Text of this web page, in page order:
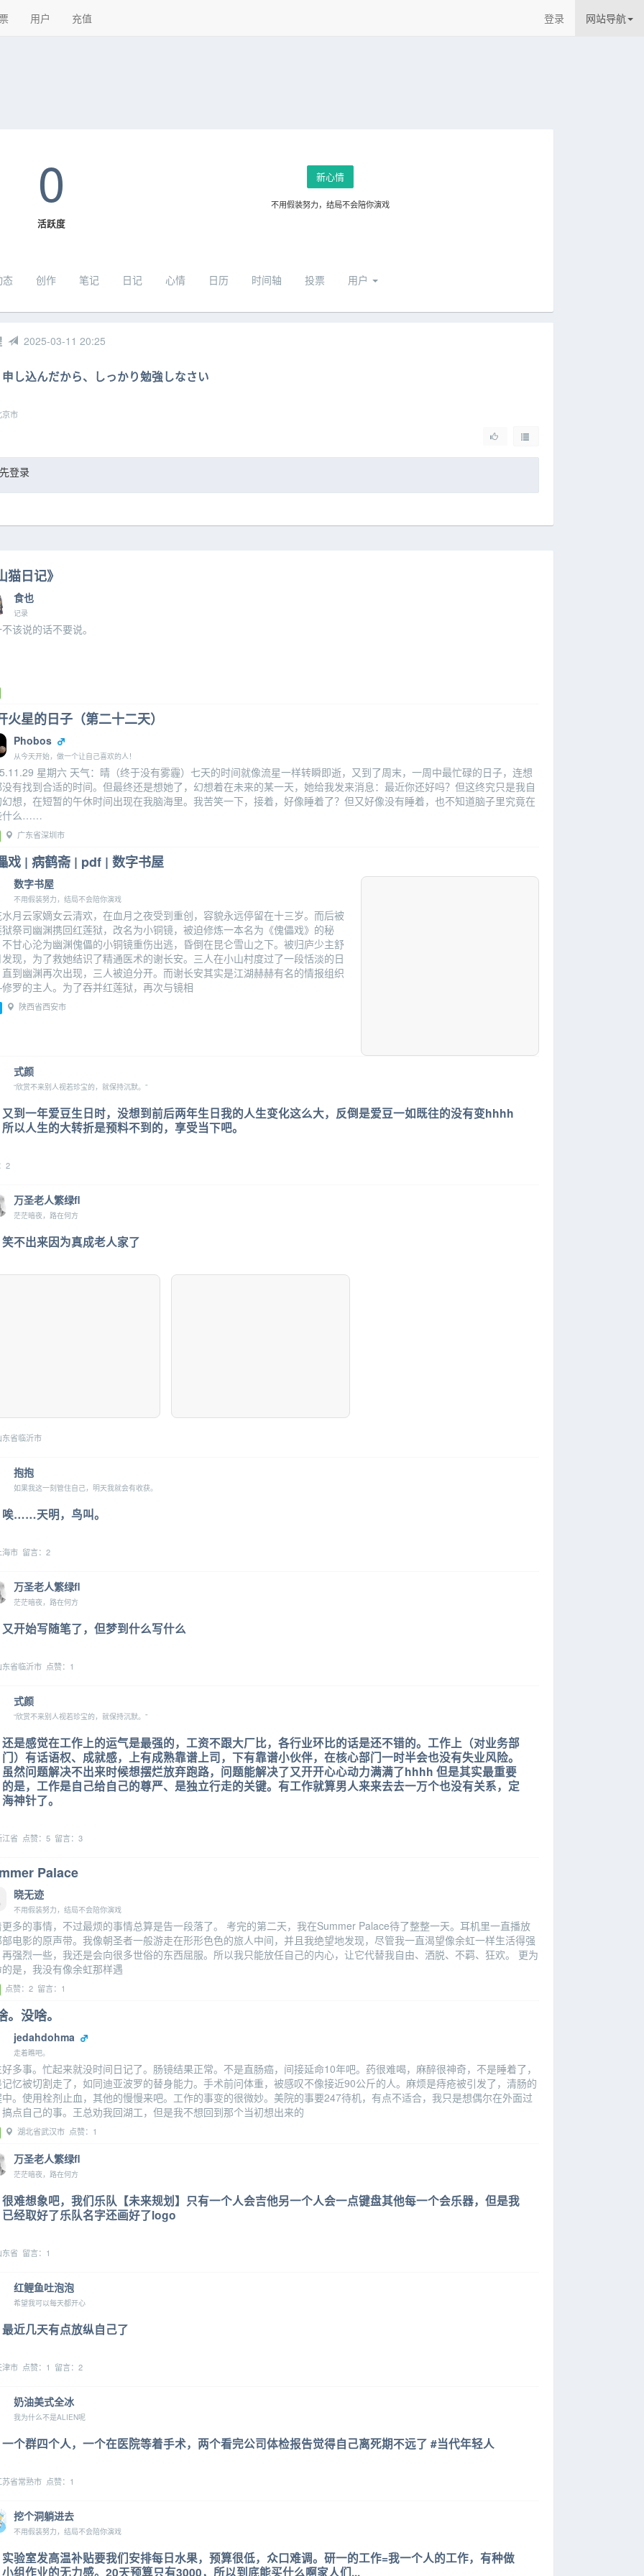
用户 充值 登录 网站导航
0
活跃度
新心情
不用假装努力，结局不会陪你演戏
态 创作 笔记 日记 心情 日历 时间轴 投票 用户
2025-03-11 20:25
申し込んだから、しっかり勉強しなさい
市
登录
猫日记》
食也
记录
该说的话不要说。
火星的日子（第二十二天）
Phobos
从今天开始，做一个让自己喜欢的人！
星期六 天气：晴（终于没有雾霾）七天的时间就像流星一样转瞬即逝，又到了周末，一周中最忙碌的日子，连想
有找到合适的时间。但最终还是想她了，幻想着在未来的某一天，她给我发来消息：最近你还好吗？但这终究只是我自
想，在短暂的午休时间出现在我脑海里。我苦笑一下，接着，好像睡着了？但又好像没有睡着，也不知道脑子里究竟在
什么……
广东省深圳市
戏 | 病鹤斋 | pdf | 数字书屋
数字书屋
不用假装努力，结局不会陪你演戏
月云家嫡女云清欢，在血月之夜受到重创，容貌永远停留在十三岁。而后被
祭司幽渊携回红莲狱，改名为小铜镜，被迫修炼一本名为《傀儡戏》的秘
甘心沦为幽渊傀儡的小铜镜重伤出逃，昏倒在昆仑雪山之下。被归庐少主舒
现，为了救她结识了精通医术的谢长安。三人在小山村度过了一段恬淡的日
到幽渊再次出现，三人被迫分开。而谢长安其实是江湖赫赫有名的情报组织
罗的主人。为了吞并红莲狱，再次与镜相
陕西省西安市
式颜
“欣赏不来别人视若珍宝的，就保持沉默。”
又到一年爱豆生日时，没想到前后两年生日我的人生变化这么大，反倒是爱豆一如既往的没有变hhhh
所以人生的大转折是预料不到的，享受当下吧。
2
万圣老人繁绿fl
茫茫暗夜，路在何方
笑不出来因为真成老人家了
省临沂市
抱抱
如果我这一刻管住自己，明天我就会有收获。
唉……天明，鸟叫。
市 留言：2
万圣老人繁绿fl
茫茫暗夜，路在何方
又开始写随笔了，但梦到什么写什么
省临沂市 点赞：1
式颜
“欣赏不来别人视若珍宝的，就保持沉默。”
还是感觉在工作上的运气是最强的，工资不跟大厂比，各行业环比的话是还不错的。工作上（对业务部
门）有话语权、成就感，上有成熟靠谱上司，下有靠谱小伙伴，在核心部门一时半会也没有失业风险。
虽然问题解决不出来时候想摆烂放弃跑路，问题能解决了又开开心心动力满满了hhhh 但是其实最重要
的是，工作是自己给自己的尊严、是独立行走的关键。有工作就算男人来来去去一万个也没有关系，定
海神针了。
省 点赞：5 留言：3
Palace
晓无迹
不用假装努力，结局不会陪你演戏
多的事情，不过最烦的事情总算是告一段落了。 考完的第二天，我在Summer Palace待了整整一天。耳机里一直播放
电影的原声带。我像朝圣者一般游走在形形色色的旅人中间，并且我绝望地发现，尽管我一直渴望像余虹一样生活得强
强烈一些，我还是会向很多世俗的东西屈服。所以我只能放任自己的内心，让它代替我自由、洒脱、不羁、狂欢。 更为
是，我没有像余虹那样遇
点赞：2 留言：1
。没啥。
jedahdohma
走着瞧吧。
多事。忙起来就没时间日记了。肠镜结果正常。不是直肠癌，间接延命10年吧。药很难喝，麻醉很神奇，不是睡着了，
忆被切割走了，如同迪亚波罗的替身能力。手术前问体重，被感叹不像接近90公斤的人。麻烦是痔疮被引发了，清肠的
。使用栓剂止血，其他的慢慢来吧。工作的事变的很微妙。美院的事要247待机，有点不适合，我只是想偶尔在外面过
点自己的事。王总劝我回湖工，但是我不想回到那个当初想出来的
湖北省武汉市 点赞：1
万圣老人繁绿fl
茫茫暗夜，路在何方
很难想象吧，我们乐队【未来规划】只有一个人会吉他另一个人会一点键盘其他每一个会乐器，但是我
已经取好了乐队名字还画好了logo
省 留言：1
红鲤鱼吐泡泡
希望我可以每天都开心
最近几天有点放纵自己了
市 点赞：1 留言：2
奶油美式全冰
我为什么不是ALIEN呢
一个群四个人，一个在医院等着手术，两个看完公司体检报告觉得自己离死期不远了 #当代年轻人
省常熟市 点赞：1
挖个洞躺进去
不用假装努力，结局不会陪你演戏
实验室发高温补贴要我们安排每日水果，预算很低，众口难调。研一的工作=我一个人的工作，有种做
小组作业的无力感。20天预算只有3000，所以到底能买什么啊家人们...